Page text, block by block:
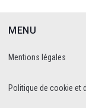
MENU
Mentions légales
Politique de cookie et